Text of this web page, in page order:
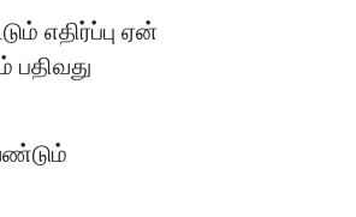
எதிர்ப்பு ஏன்
பதிவது